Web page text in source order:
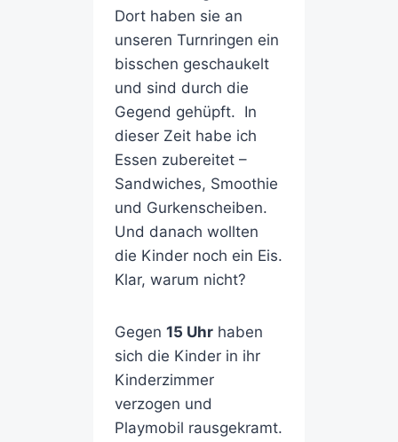
Dort haben sie an
unseren Turnringen ein
bisschen geschaukelt
und sind durch die
Gegend gehüpft. In
dieser Zeit habe ich
Essen zubereitet –
Sandwiches, Smoothie
und Gurkenscheiben.
Und danach wollten
die Kinder noch ein Eis.
Klar, warum nicht?
Gegen 15 Uhrhaben
sich die Kinder in ihr
Kinderzimmer
verzogen und
Playmobil rausgekramt.